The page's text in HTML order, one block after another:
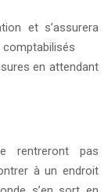
et s’assurera
en attendant
rentreront pas
à un endroit